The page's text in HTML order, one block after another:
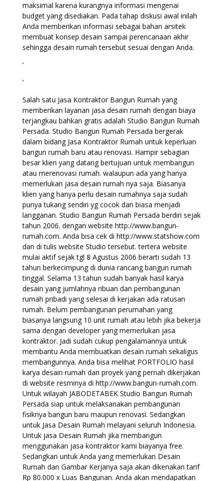
maksimal karena kurangnya informasi mengenai
budget yang disediakan. Pada tahap diskusi awal inilah
Anda memberikan informasi sebagai bahan arsitek
membuat konsep desain sampai perencanaan akhir
sehingga desain rumah tersebut sesuai dengan Anda.
‘
‘
Salah satu Jasa Kontraktor Bangun Rumah yang
memberikan layanan jasa desain rumah dengan biaya
terjangkau bahkan gratis adalah Studio Bangun Rumah
Persada. Studio Bangun Rumah Persada bergerak
dalam bidang Jasa Kontraktor Rumah untuk keperluan
bangun rumah baru atau renovasi. Hampir sebagian
besar klien yang datang bertujuan untuk membangun
atau merenovasi rumah. walaupun ada yang hanya
memerlukan jasa desain rumah nya saja. Biasanya
klien yang hanya perlu desain rumahnya saja sudah
punya tukang sendiri yg cocok dan biasa menjadi
langganan. Studio Bangun Rumah Persada berdiri sejak
tahun 2006. dengan website http://www.bangun-
rumah.com. Anda bisa cek di http://www.statshow.com
dan di tulis website Studio tersebut. tertera website
mulai aktif sejak tgl 8 Agustus 2006 berarti sudah 13
tahun berkecimpung di dunia rancang bangun rumah
tinggal. Selama 13 tahun sudah banyak hasil karya
desain yang jumlahnya ribuan dan pembangunan
rumah pribadi yang selesai di kerjakan ada ratusan
rumah. Belum pembangunan perumahan yang
biasanya langsung 10 unit rumah atau lebih jika bekerja
sama dengan developer yang memerlukan jasa
kontraktor. Jadi sudah cukup pengalamannya untuk
membantu Anda membuatkan desain rumah sekaligus
membangunnya. Anda bisa melihat PORTFOLIO hasil
karya desain rumah dan proyek yang pernah dikerjakan
di website resminya di http://www.bangun-rumah.com.
Untuk wilayah JABODETABEK Studio Bangun Rumah
Persada siap untuk melaksanakan pembangunan
fisiknya bangun baru maupun renovasi. Sedangkan
untuk Jasa Desain Rumah melayani seluruh Indonesia.
Untuk jasa Desain Rumah jika membangun
menggunakan jasa kontraktor kami biayanya free.
Sedangkan untuk Anda yang memerlukan Desain
Rumah dan Gambar Kerjanya saja akan dikenakan tarif
Rp 80.000 x Luas Bangunan. Anda akan mendapatkan